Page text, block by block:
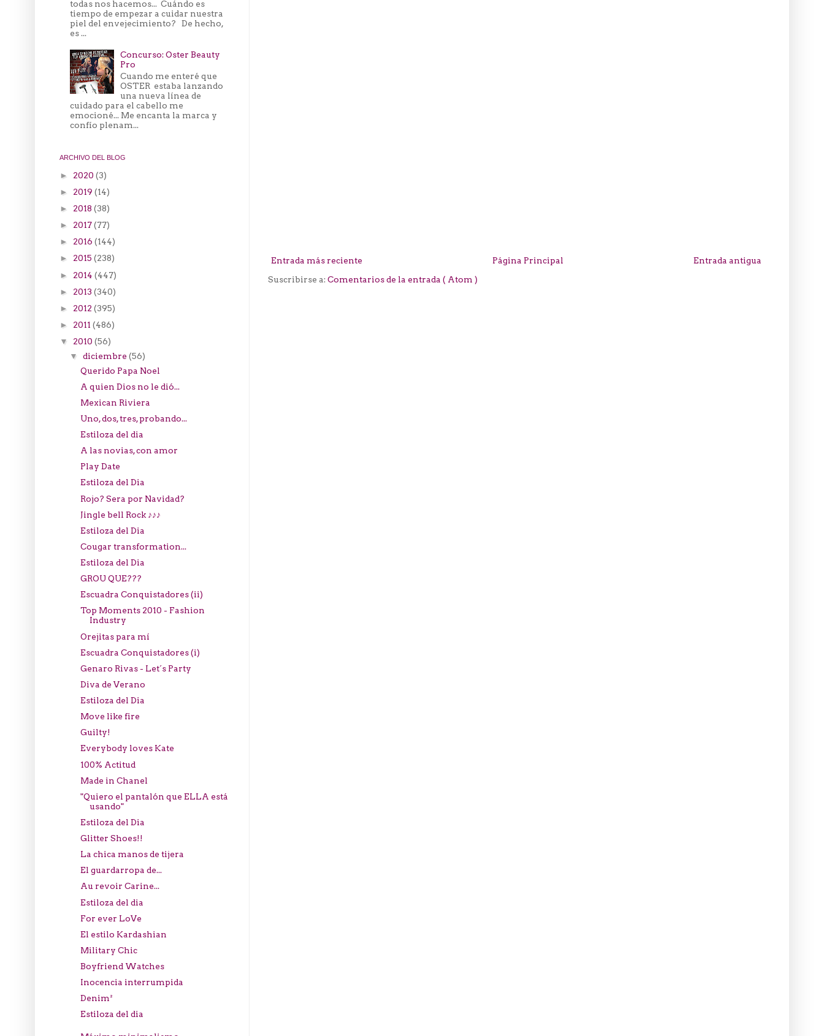
Entrada más reciente Entrada antigua
Página Principal
Suscribirse a:Comentarios de la entrada ( Atom )
todas nos hacemos... Cuándo es
tiempo de empezar a cuidar nuestra
piel del envejecimiento? De hecho,
es ...
Concurso: Oster Beauty
Pro
Cuando me enteré que
OSTER estaba lanzando
una nueva línea de
cuidado para el cabello me
emocioné... Me encanta la marca y
confío plenam...
ARCHIVO DEL BLOG
► 2020 (3)
► 2019 (14)
► 2018 (38)
► 2017(77)
► 2016 (144)
► 2015 (238)
► 2014 (447)
► 2013 (340)
► 2012 (395)
► 2011 (486)
▼ 2010 (56)
▼diciembre(56)
Querido Papa Noel
A quien Dios no le dió...
Mexican Riviera
Uno, dos, tres, probando...
Estiloza del dia
A las novias, con amor
Play Date
Estiloza del Dia
Rojo? Sera por Navidad?
Jingle bell Rock ♪♪♪
Estiloza del Dia
Cougar transformation...
Estiloza del Dia
GROU QUE???
Escuadra Conquistadores (ii)
Top Moments 2010 - Fashion
Industry
Orejitas para mí
Escuadra Conquistadores (i)
Genaro Rivas - Let´s Party
Diva de Verano
Estiloza del Dia
Move like fire
Guilty!
Everybody loves Kate
100% Actitud
Made in Chanel
"Quiero el pantalón que ELLA está
usando"
Estiloza del Dia
Glitter Shoes!!
La chica manos de tijera
El guardarropa de...
Au revoir Carine...
Estiloza del dia
For ever LoVe
El estilo Kardashian
Military Chic
Boyfriend Watches
Inocencia interrumpida
Denim²
Estiloza del dia